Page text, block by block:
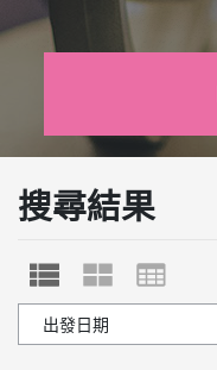
搜尋結果